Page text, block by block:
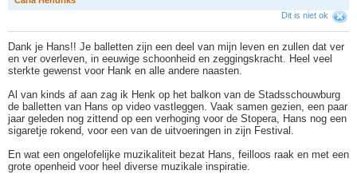
Dit is niet ok
Dank je Hans!! Je balletten zijn een deel van mijn leven en zullen dat ver
en ver overleven, in eeuwige schoonheid en zeggingskracht. Heel veel
sterkte gewenst voor Hank en alle andere naasten.
Al van kinds af aan zag ik Henk op het balkon van de Stadsschouwburg
de balletten van Hans op video vastleggen. Vaak samen gezien, een paar
jaar geleden nog zittend op een verhoging voor de Stopera, Hans nog een
sigaretje rokend, voor een van de uitvoeringen in zijn Festival.
En wat een ongelofelijke muzikaliteit bezat Hans, feilloos raak en met een
grote openheid voor heel diverse muzikale inspiratie.